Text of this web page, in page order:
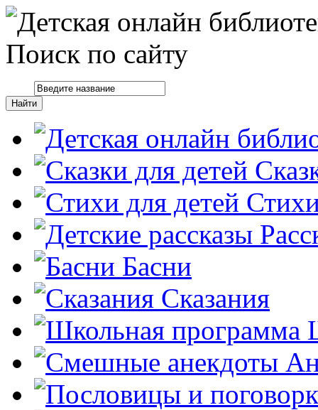
Поиск по сайту
Басни
Сказания